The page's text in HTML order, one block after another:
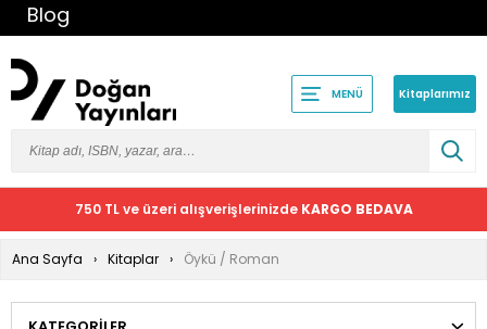
Blog
MENÜ Kitaplarımız
750 TL ve üzeri alışverişlerinizde KARGO BEDAVA
Ana Sayfa Kitaplar Öykü / Roman